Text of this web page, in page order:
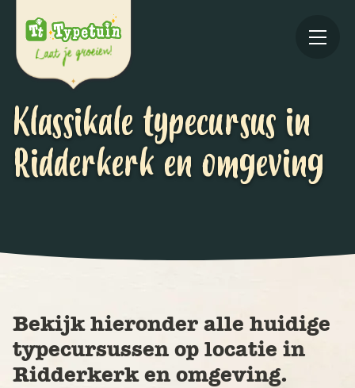
Klassikale typecursus in
Ridderkerk en omgeving
Bekijk hieronder alle huidige
typecursussen op locatie in
Ridderkerk en omgeving.